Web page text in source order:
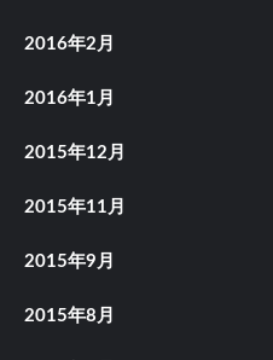
2016年2月
2016年1月
2015年12月
2015年11月
2015年9月
2015年8月